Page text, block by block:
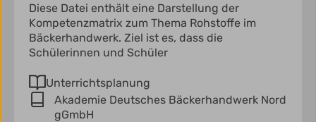
Diese Datei enthält eine Darstellung der
Kompetenzmatrix zum Thema Rohstoffe im
Bäckerhandwerk. Ziel ist es, dass die
Schülerinnen und Schüler
Unterrichtsplanung
Akademie Deutsches Bäckerhandwerk Nord
gGmbH